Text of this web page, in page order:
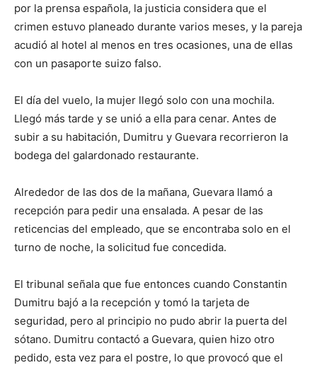
por la prensa española, la justicia considera que el
crimen estuvo planeado durante varios meses, y la pareja
acudió al hotel al menos en tres ocasiones, una de ellas
con un pasaporte suizo falso.
El día del vuelo, la mujer llegó solo con una mochila.
Llegó más tarde y se unió a ella para cenar. Antes de
subir a su habitación, Dumitru y Guevara recorrieron la
bodega del galardonado restaurante.
Alrededor de las dos de la mañana, Guevara llamó a
recepción para pedir una ensalada. A pesar de las
reticencias del empleado, que se encontraba solo en el
turno de noche, la solicitud fue concedida.
El tribunal señala que fue entonces cuando Constantin
Dumitru bajó a la recepción y tomó la tarjeta de
seguridad, pero al principio no pudo abrir la puerta del
sótano. Dumitru contactó a Guevara, quien hizo otro
pedido, esta vez para el postre, lo que provocó que el